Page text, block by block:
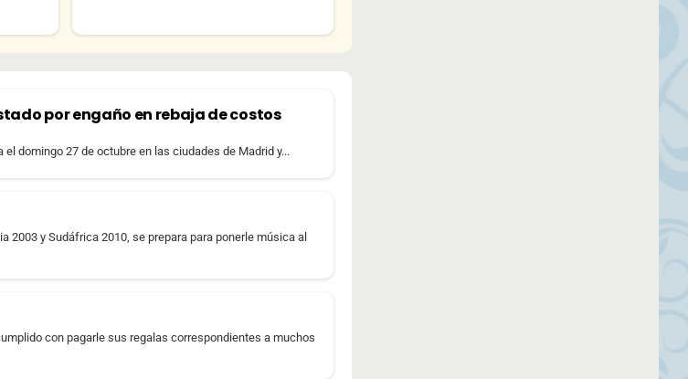
por engaño en rebaja de costos
domingo 27 de octubre en las ciudades de Madrid y...
y Sudáfrica 2010, se prepara para ponerle música al
con pagarle sus regalas correspondientes a muchos